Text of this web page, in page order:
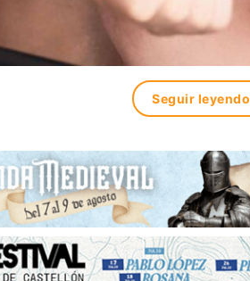
Seguir leyendo